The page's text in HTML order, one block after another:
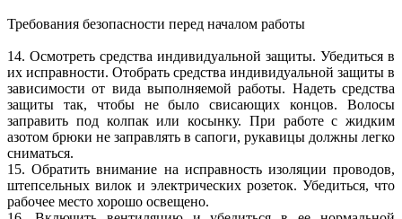
Требования безопасности перед началом работы
14. Осмотреть средства индивидуальной защиты. Убедиться в
их исправности. Отобрать средства индивидуальной защиты в
зависимости от вида выполняемой работы. Надеть средства
защиты так, чтобы не было свисающих концов. Волосы
заправить под колпак или косынку. При работе с жидким
азотом брюки не заправлять в сапоги, рукавицы должны легко
сниматься.
15. Обратить внимание на исправность изоляции проводов,
штепсельных вилок и электрических розеток. Убедиться, что
рабочее место хорошо освещено.